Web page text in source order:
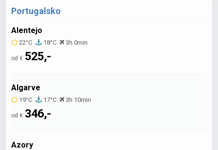
Portugalsko
Alentejo
22°C 18°C 3h 0min
od € 525,-
Algarve
19°C 17°C 3h 10min
od € 346,-
Azory